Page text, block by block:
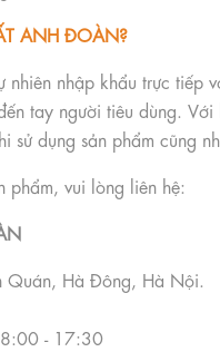
ANH ĐOÀN?
nhập khẩu trực
tay người tiêu dùng.
sử dụng sản phẩm cũng
phẩm, vui lòng liên hệ:
Hà Đông, Hà Nội.
8:00 - 17:30